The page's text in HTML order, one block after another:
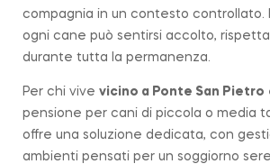
compagnia in un contesto controllato.
ogni cane può sentirsi accolto,
durante tutta la permanenza.
Per chi vive vicino a Ponte San Pietro
pensione per cani di piccola o media
offre una soluzione dedicata, con
ambienti pensati per un soggiorno